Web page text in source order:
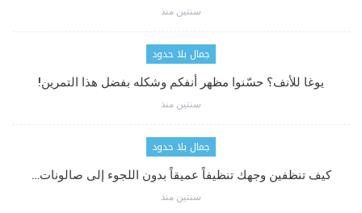
سنتين منذ
جمال بلا حدود
يوغا للأنف؟ حسّنوا مظهر أنفكم وشكله بفضل هذا التمرين!
سنتين منذ
جمال بلا حدود
كيف تنظفين وجهك تنظيفاً عميقاً بدون اللجوء إلى صالونات…
سنتين منذ